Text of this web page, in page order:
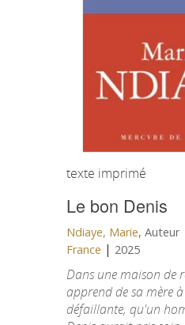
texte imprimé
Le bon Denis
Ndiaye, Marie, Auteur
France | 2025
Dans une maison de
apprend de sa mère
défaillante, qu'un